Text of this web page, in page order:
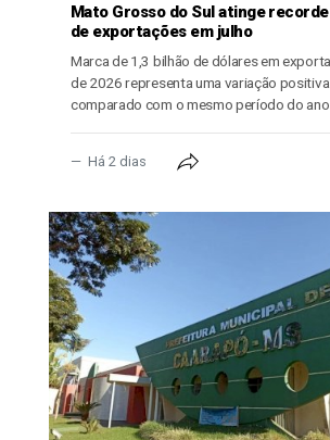
Mato Grosso do Sul atinge
de exportações em julho
Marca de 1,3 bilhão de dólares em
de 2026 representa uma variação
comparado com o mesmo período do
Há 2 dias